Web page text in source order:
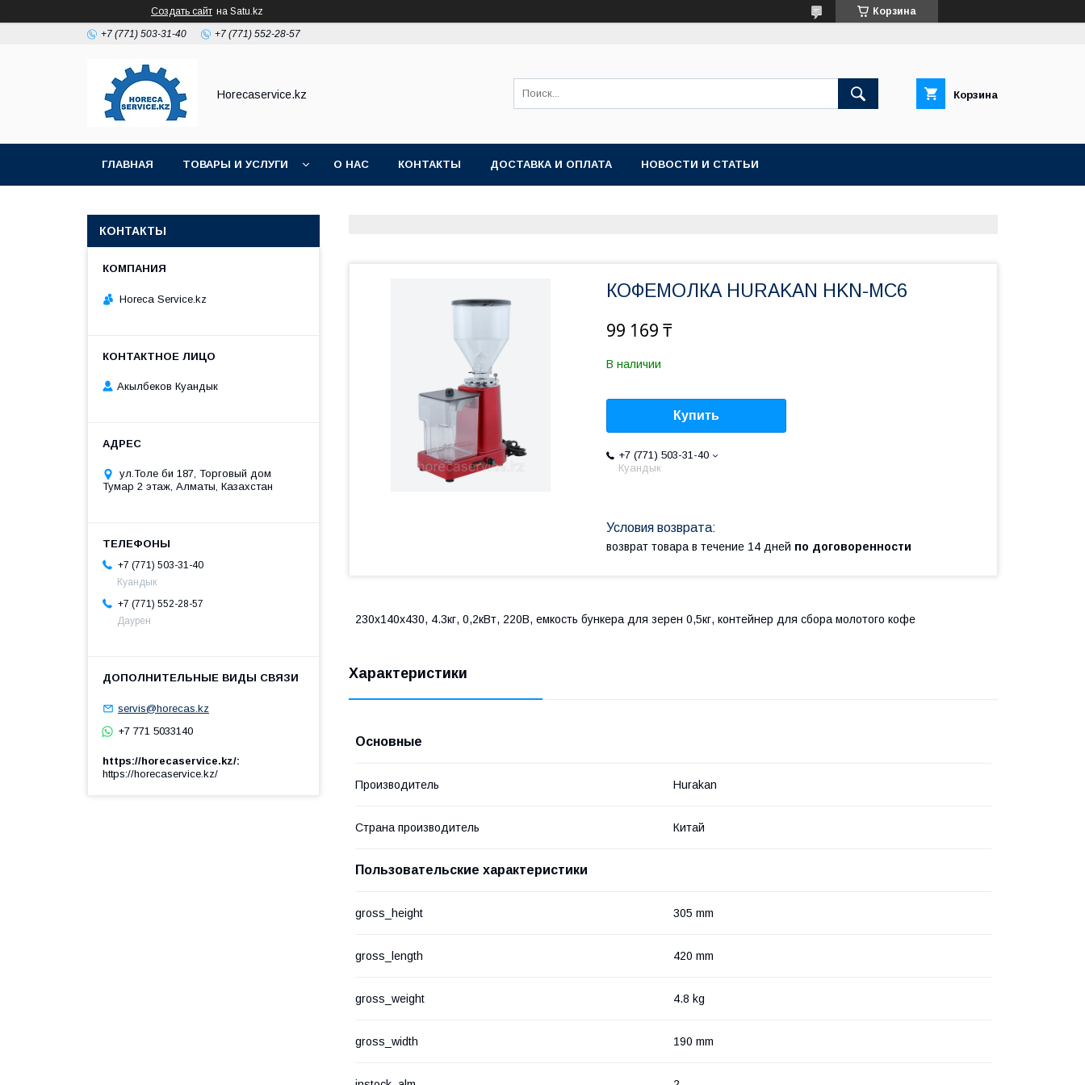
Создать сайт на Satu.kz Корзина
+7 (771) 503-31-40 +7 (771) 552-28-57
Horecaservice.kz Корзина
ГЛАВНАЯ ТОВАРЫ И УСЛУГИ О НАС КОНТАКТЫ ДОСТАВКА И ОПЛАТА НОВОСТИ И СТАТЬИ
КОФЕМОЛКА HURAKAN HKN-MC6
99 169 ₸
В наличии
Купить
+7 (771) 503-31-40
Куандык
возврат товара в течение 14 дней по договоренности
230х140х430, 4.3кг, 0,2кВт, 220В, емкость бункера для зерен 0,5кг, контейнер для сбора молотого кофе
Характеристики
Основные
Производитель Hurakan
Страна производитель Китай
Пользовательские характеристики
gross_height 305 mm
gross_length 420 mm
gross_weight 4.8 kg
gross_width 190 mm
КОНТАКТЫ
Horeca Service.kz
Акылбеков Куандык
ул.Толе би 187, Торговый дом
Тумар 2 этаж, Алматы, Казахстан
+7 (771) 503-31-40
Куандык
+7 (771) 552-28-57
Даурен
servis@horecas.kz
+7 771 5033140
https://horecaservice.kz/
https://horecaservice.kz/